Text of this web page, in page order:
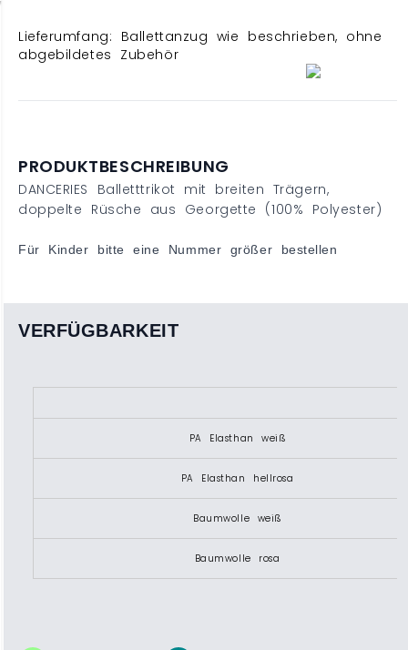
Lieferumfang: Ballettanzug wie beschrieben, ohne
abgebildetes Zubehör
PRODUKTBESCHREIBUNG
DANCERIES Balletttrikot mit breiten Trägern,
doppelte Rüsche aus Georgette (100% Polyester)
Für Kinder bitte eine Nummer größer bestellen
VERFÜGBARKEIT
PA Elasthan weiß
PA Elasthan hellrosa
Baumwolle weiß
Baumwolle rosa